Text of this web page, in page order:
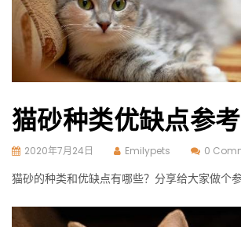
猫砂种类优缺点参考
2020年7月24日 Emilypets 0
猫砂的种类和优缺点有哪些？分享给大家做个参